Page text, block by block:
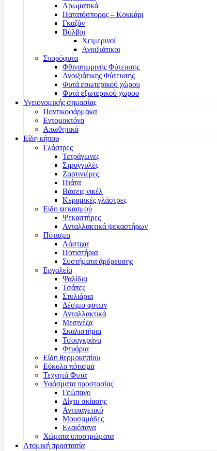
Αρωματικά
Πατατόσπορος – Κοκκάρι
Γκαζόν
Βόλβοι
Χειμερινοί
Ανοιξιάτικοι
Σπορόφυτα
Φθινοπωρινής Φύτευσης
Ανοιξιάτικης Φύτευσης
Φυτά εσωτερικού χώρου
Φυτά εξωτερικού χωρου
Υγειονομικής σημασίας
Ποντικοφάρμακα
Εντομοκτόνα
Απωθητικά
Είδη κήπου
Γλάστρες
Τετράγωνες
Στρογγυλές
Ζαρτινιέρες
Πιάτα
Βάσεις νικέλ
Κεραμικές γλάστρες
Είδη ψεκασμού
Ψεκαστήρες
Ανταλλακτικά ψεκαστήρων
Πότισμα
Λάστιχα
Ποτιστήρια
Συστήματα άρδρευσης
Εργαλεία
Ψαλίδια
Τσάπες
Στυλιάρια
Δέσιμο φυτών
Ανταλλακτικά
Μεσινέζα
Σκαλιστήρια
Τσουγκράνα
Φτυάρια
Είδη θερμοκηπίου
Εύκολο πότισμα
Τεχνητά Φυτά
Υφάσματα προστασίας
Γεώπανο
Δίχτυ σκίασης
Αντιπαγετικό
Μουσαμάδες
Ελαιόπανα
Χώματα υποστρώματα
Ατομική προστασία